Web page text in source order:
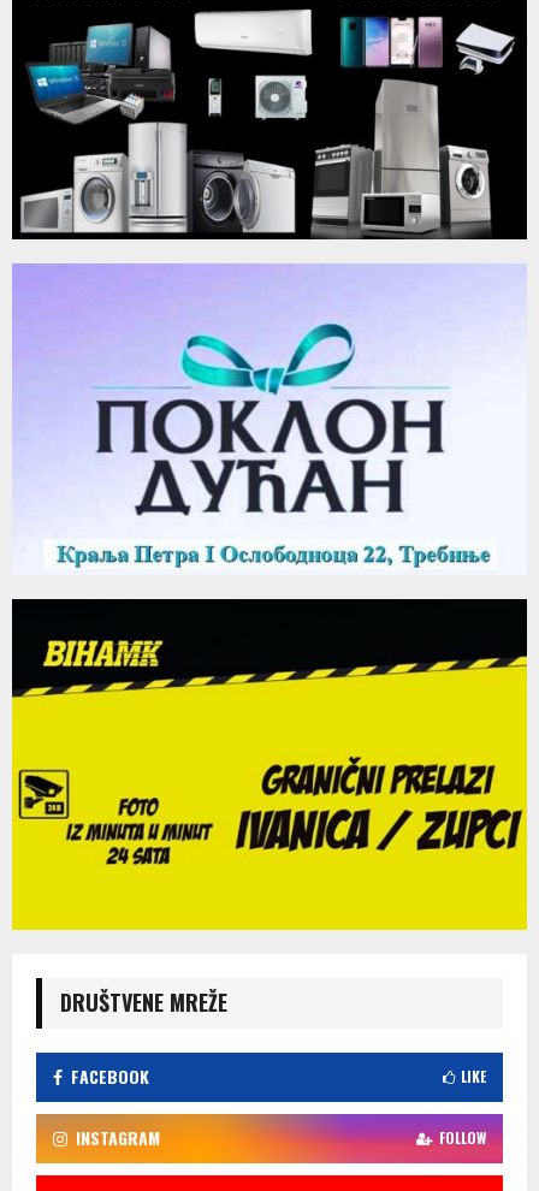
DRUŠTVENE MREŽE
FACEBOOK LIKE
INSTAGRAM FOLLOW